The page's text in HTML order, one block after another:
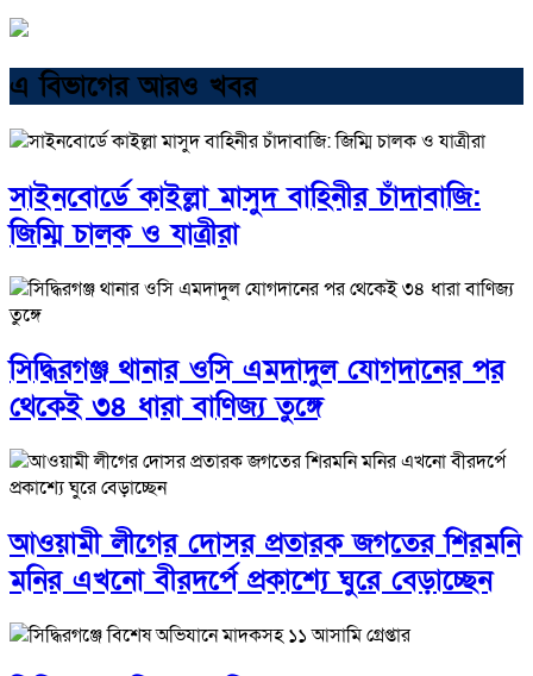
এ বিভাগের আরও খবর
সাইনবোর্ডে কাইল্লা মাসুদ বাহিনীর চাঁদাবাজি:
জিম্মি চালক ও যাত্রীরা
সিদ্ধিরগঞ্জ থানার ওসি এমদাদুল যোগদানের পর
থেকেই ৩৪ ধারা বাণিজ্য তুঙ্গে
আওয়ামী লীগের দোসর প্রতারক জগতের শিরমনি
মনির এখনো বীরদর্পে প্রকাশ্যে ঘুরে বেড়াচ্ছেন